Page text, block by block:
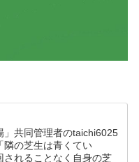
」共同管理者のtaichi6025
隣の芝生は青くてい
されることなく自身の芝